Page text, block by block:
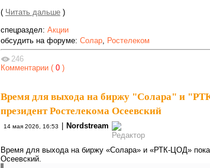
( Читать дальше )
спецраздел: Акции
обсудить на форуме: Солар, Ростелеком
246
Комментарии ( 0 )
Время для выхода на биржу "Солара" и
президент Ростелекома Осеевский
14 мая 2026, 16:53 | Nordstream
Время для выхода на биржу «Солара» и «РТК-ЦОД»
Осеевский.